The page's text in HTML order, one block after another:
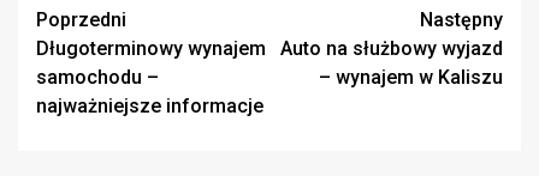
Zobacz
wpisy
Poprzedni
Długoterminowy wynajem
samochodu –
najważniejsze informacje
Następny
Auto na służbowy wyjazd
– wynajem w Kaliszu